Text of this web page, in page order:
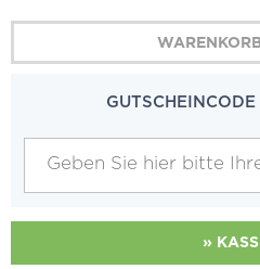
WEITER EINKAUFEN ↗
»